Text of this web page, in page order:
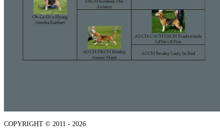
COPYRIGHT © 2011 - 2026